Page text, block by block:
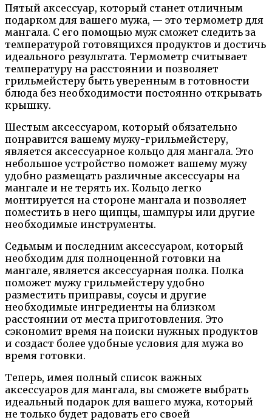
Пятый аксессуар, который станет отличным
подарком для вашего мужа, — это термометр для
мангала. С его помощью муж сможет следить за
температурой готовящихся продуктов и достичь
идеального результата. Термометр считывает
температуру на расстоянии и позволяет
грильмейстеру быть уверенным в готовности
блюда без необходимости постоянно открывать
крышку.
Шестым аксессуаром, который обязательно
понравится вашему мужу-грильмейстеру,
является аксессуарное кольцо для мангала. Это
небольшое устройство поможет вашему мужу
удобно размещать различные аксессуары на
мангале и не терять их. Кольцо легко
монтируется на стороне мангала и позволяет
поместить в него щипцы, шампуры или другие
необходимые инструменты.
Седьмым и последним аксессуаром, который
необходим для полноценной готовки на
мангале, является аксессуарная полка. Полка
поможет мужу грильмейстеру удобно
разместить приправы, соусы и другие
необходимые ингредиенты на близком
расстоянии от места приготовления. Это
сэкономит время на поиски нужных продуктов
и создаст более удобные условия для мужа во
время готовки.
Теперь, имея полный список важных
аксессуаров для мангала, вы сможете выбрать
идеальный подарок для вашего мужа, который
не только будет радовать его своей